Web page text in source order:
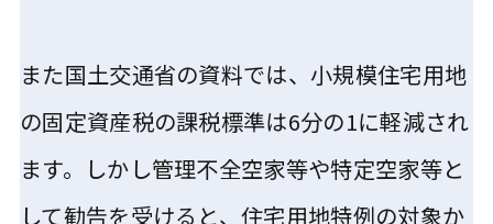
また国土交通省の資料では、小規模住宅用地
の固定資産税の課税標準は6分の1に軽減され
ます。しかし管理不全空家等や特定空家等と
して勧告を受けると、住宅用地特例の対象か